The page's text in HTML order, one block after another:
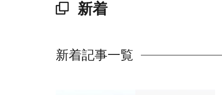
新着
新着記事一覧